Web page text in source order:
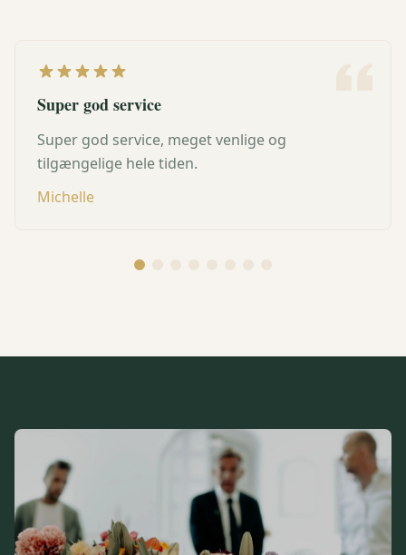
Super god service
Super god service, meget venlige og
tilgængelige hele tiden.
Michelle